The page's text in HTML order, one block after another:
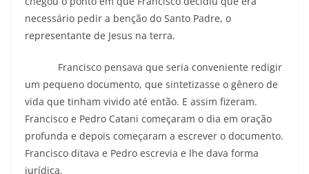
necessário pedir a benção do Santo Padre, o
representante de Jesus na terra.
Francisco pensava que seria conveniente redigir
um pequeno documento, que sintetizasse o gênero de
vida que tinham vivido até então. E assim fizeram.
Francisco e Pedro Catani começaram o dia em oração
profunda e depois começaram a escrever o documento.
Francisco ditava e Pedro escrevia e lhe dava forma
jurídica.